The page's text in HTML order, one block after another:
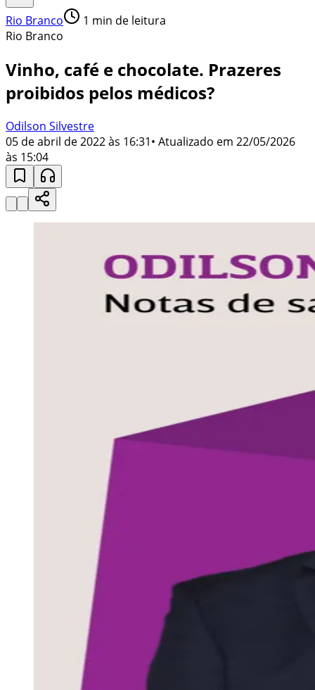
Rio Branco 1 min de leitura
Rio Branco
Vinho, café e chocolate. Prazeres
proibidos pelos médicos?
Odilson Silvestre
05 de abril de 2022 às 16:31• Atualizado em 22/05/2026
às 15:04